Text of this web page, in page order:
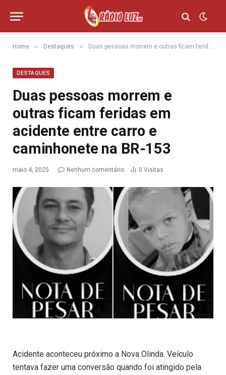
Home » Destaques » Duas pessoas morrem e outras ficam feridas em acidente entre carro e caminhonete na BR-153
DESTAQUES
Duas pessoas morrem e
outras ficam feridas em
acidente entre carro e
caminhonete na BR-153
maio 4, 2025 Nenhum comentário 0 Visitas
Acidente aconteceu próximo a Nova Olinda. Veículo
tentava fazer uma conversão quando foi atingido pela